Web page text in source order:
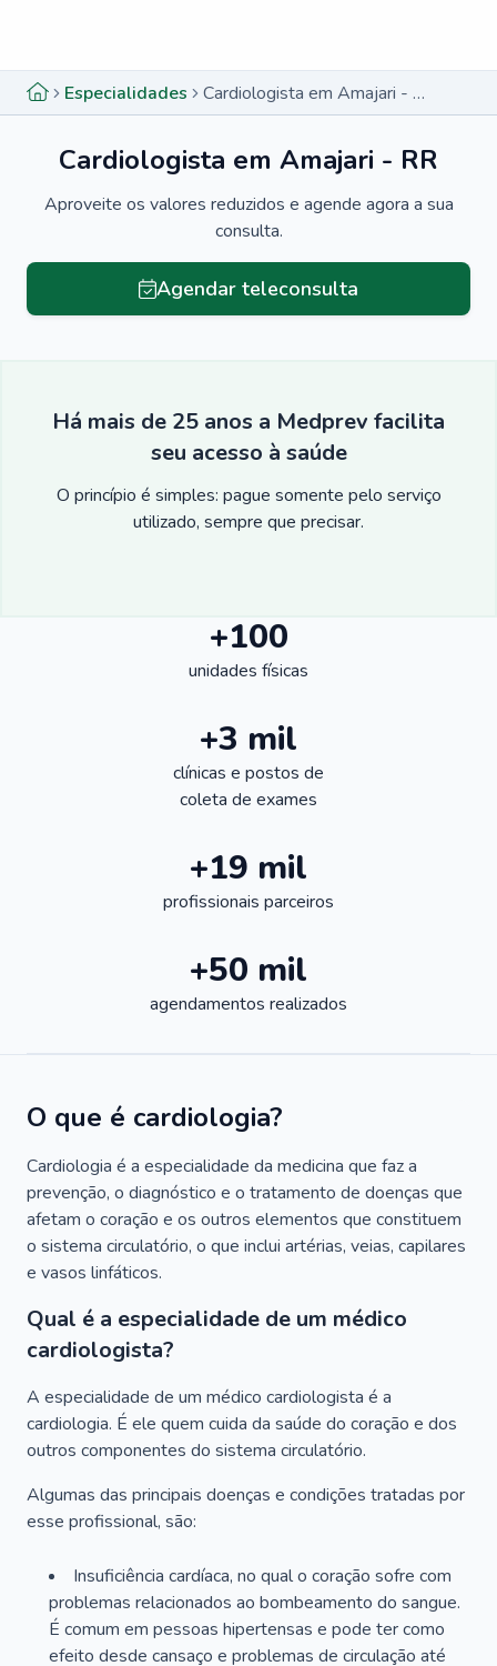
Especialidades Cardiologista em Amajari - RR
Cardiologista em Amajari - RR
Aproveite os valores reduzidos e agende agora a sua
consulta.
Agendar teleconsulta
Há mais de 25 anos a Medprev facilita
seu acesso à saúde
O princípio é simples: pague somente pelo serviço
utilizado, sempre que precisar.
+100
unidades físicas
+3 mil
clínicas e postos de
coleta de exames
+19 mil
profissionais parceiros
+50 mil
agendamentos realizados
O que é cardiologia?
Cardiologia é a especialidade da medicina que faz a
prevenção, o diagnóstico e o tratamento de doenças que
afetam o coração e os outros elementos que constituem
o sistema circulatório, o que inclui artérias, veias, capilares
e vasos linfáticos.
Qual é a especialidade de um médico
cardiologista?
A especialidade de um médico cardiologista é a
cardiologia. É ele quem cuida da saúde do coração e dos
outros componentes do sistema circulatório.
Algumas das principais doenças e condições tratadas por
esse profissional, são:
Insuficiência cardíaca, no qual o coração sofre com
problemas relacionados ao bombeamento do sangue.
É comum em pessoas hipertensas e pode ter como
efeito desde cansaço e problemas de circulação até